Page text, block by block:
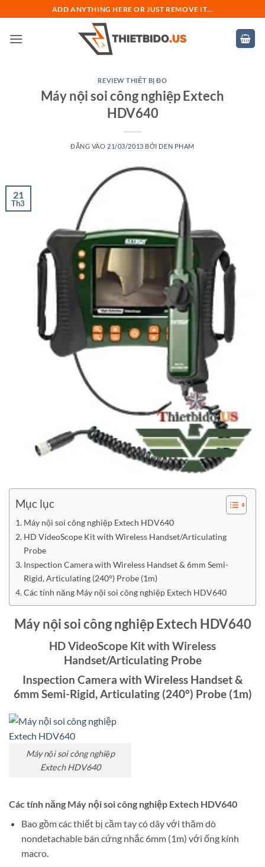
qua
nội
ADD ANYTHING HERE OR JUST REMOVE IT...
REVIEW THIẾT BỊ ĐO
Máy nội soi công nghiệp Extech
HDV640
ĐĂNG VÀO 21/03/2013 BỞI DEN PHAM
21
Th3
Mục lục
Máy nội soi công nghiệp Extech HDV640
HD VideoScope Kit with Wireless Handset/Articulating
Probe
Inspection Camera with Wireless Handset & 6mm Semi-
Rigid, Articulating (240°) Probe (1m)
Các tính năng Máy nội soi công nghiệp Extech HDV640
Máy nội soi công nghiệp Extech HDV640
HD VideoScope Kit with Wireless
Handset/Articulating Probe
Inspection Camera with Wireless Handset &
6mm Semi-Rigid, Articulating (240°) Probe (1m)
Máy nội soi công nghiệp
Extech HDV640
Các tính năng Máy nội soi công nghiệp Extech HDV640
Bao gồm các thiết bị cầm tay có dây với thăm dò
nondetachable bán cứng nhắc 6mm (1m) với ống kính
macro.